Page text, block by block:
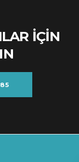
İÇİN